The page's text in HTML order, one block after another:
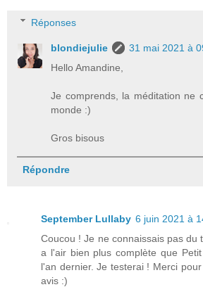
Réponses
blondiejulie
31 mai 2021 à
Hello Amandine,
Je comprends, la méditation ne
monde :)
Gros bisous
Répondre
September Lullaby 6 juin 2021 à
Coucou ! Je ne connaissais pas du
a l'air bien plus complète que
l'an dernier. Je testerai ! Merci
avis :)